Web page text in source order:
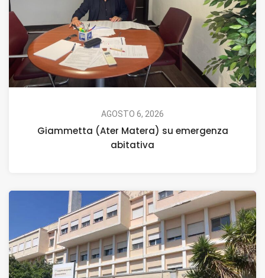
AGOSTO 6, 2026
Giammetta (Ater Matera) su emergenza
abitativa